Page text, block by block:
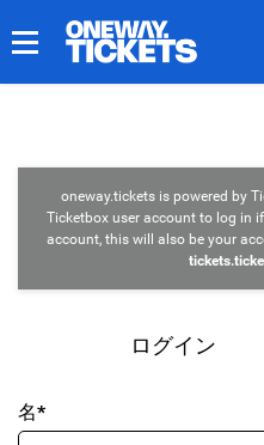
マイチケット
oneway.tickets is powered by
Ticketbox user account to log in
account, this will also be your
ログイン
名*